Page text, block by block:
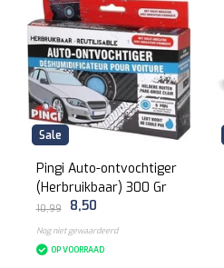
Sale
Pingi Auto-ontvochtiger
(Herbruikbaar) 300 Gr
10,99 8,50
Nog niet gewaardeerd
OP VOORRAAD